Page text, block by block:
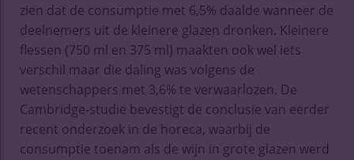
zien dat de consumptie met 6,5% daalde wanneer de
deelnemers uit de kleinere glazen dronken. Kleinere
flessen (750 ml en 375 ml) maakten ook wel iets
verschil maar die daling was volgens de
wetenschappers met 3,6% te verwaarlozen. De
Cambridge-studie bevestigt de conclusie van eerder
recent onderzoek in de horeca, waarbij de
consumptie toenam als de wijn in grote glazen werd